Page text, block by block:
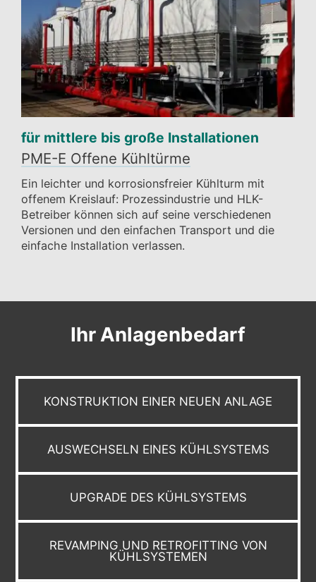
für mittlere bis große Installationen
PME-E Offene Kühltürme
Ein leichter und korrosionsfreier Kühlturm mit
offenem Kreislauf: Prozessindustrie und HLK-
Betreiber können sich auf seine verschiedenen
Versionen und den einfachen Transport und die
einfache Installation verlassen.
Ihr Anlagenbedarf
KONSTRUKTION EINER NEUEN ANLAGE
AUSWECHSELN EINES KÜHLSYSTEMS
UPGRADE DES KÜHLSYSTEMS
REVAMPING UND RETROFITTING VON
KÜHLSYSTEMEN